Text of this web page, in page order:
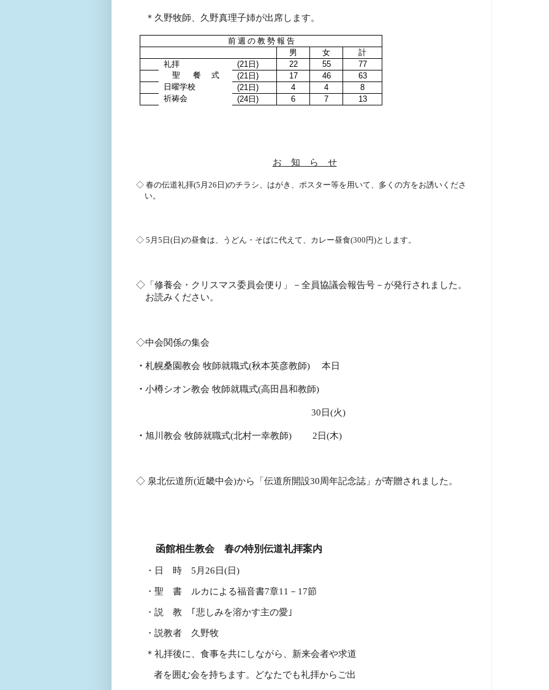
＊久野牧師、久野真理子姉が出席します。
前 週 の 教 勢 報 告
男
女
計
礼拝
(21 日 ) 22 55
77
聖
餐 式 (21 日 ) 17 46
63
日曜学校
(21 日 ) 4 4
8
祈祷会
(24日 ) 6 7 13
お 知 ら せ
◇ 春の伝道礼拝(5 月 26 日 )のチラシ、はがき、ポスター等を用いて、多くの方をお誘いくださ
い。
◇ 5 月 5 日 ( 日 )の昼食は、うどん・そばに代えて、カレー昼食(300 円)とします。
◇ 「修養会・クリスマス委員会便り」－全員協議会報告号－が発行されました。
お読みください。
◇中会関係の集会
・ 札幌桑園教会 牧師就職式(秋本英彦教師) 本日
・ 小樽シオン教会 牧師就職式(高田昌和教師)
30 日(火)
・ 旭川教会 牧師就職式(北村一幸教師) 2 日(木)
◇ 泉北伝道所(近畿中会)から「伝道所開設30周年記念誌」が寄贈されました。
函館相生教会 春の特別伝道礼拝案内
・日 時 5 月 26 日(日)
・聖 書 ルカによる福音書7章11 － 17節
・説 教 ｢悲しみを溶かす主の愛｣
・説教者 久野牧
＊礼拝後に、食事を共にしながら、新来会者や求道
者を囲む会を持ちます。どなたでも礼拝からご出